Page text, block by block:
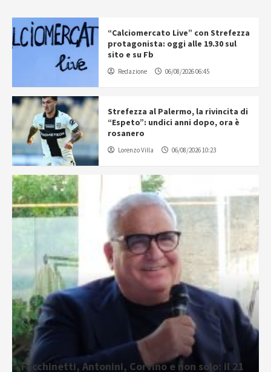
“Calciomercato Live” con Strefezza
protagonista: oggi alle 19.30 sul
sito e su Fb
Redazione 06/08/2026 06:45
Strefezza al Palermo, la rivincita di
“Espeto”: undici anni dopo, ora è
rosanero
Lorenzo Villa 06/08/2026 10:23
Facchinetti, Antonini, Corvino e non solo: il 21